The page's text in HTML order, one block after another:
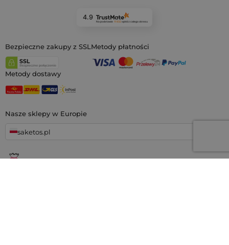
Nasze sklepy w Europie
saketos.pl
4.9
Na podstawie 11 932opiniiz całego okresu
Bezpieczne zakupy z SSLMetody płatności
Metody dostawy